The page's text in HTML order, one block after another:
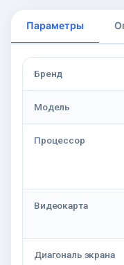
Параметры
Бренд
Модель
Процессор
Видеокарта
Диагональ экрана